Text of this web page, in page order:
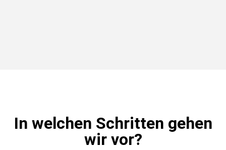
In welchen Schritten gehen
wir vor?